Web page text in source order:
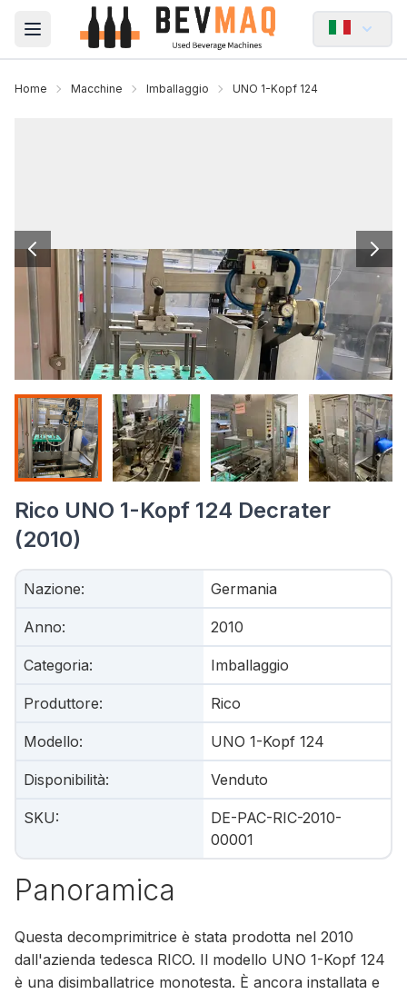
Open main menu
Home Macchine Imballaggio UNO 1-Kopf 124
Rico UNO 1-Kopf 124 Decrater
(2010)
Nazione: Germania
Anno: 2010
Categoria: Imballaggio
Produttore: Rico
Modello: UNO 1-Kopf 124
Disponibilità: Venduto
SKU:
DE-PAC-RIC-2010-
00001
Panoramica
Questa decomprimitrice è stata prodotta nel 2010
dall'azienda tedesca RICO. Il modello UNO 1-Kopf 124
è una disimballatrice monotesta. È ancora installata e